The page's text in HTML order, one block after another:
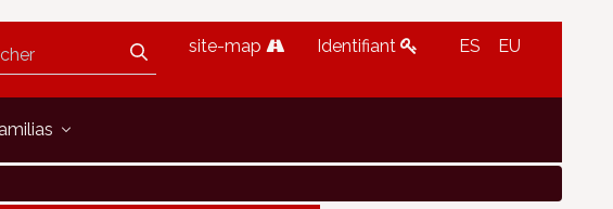
site-map Identifiant ES EU